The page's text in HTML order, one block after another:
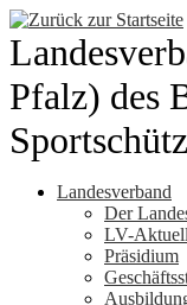
Zum
Inhalt
springen
Pfalz) des
Landesverband
Der
LV-
Präsidium